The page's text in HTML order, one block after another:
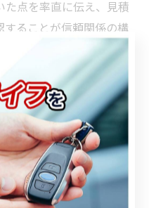
た点を率直に伝え、見積
ることが信頼関係の構
誤解されないためにも、
みましょう。
ないための試